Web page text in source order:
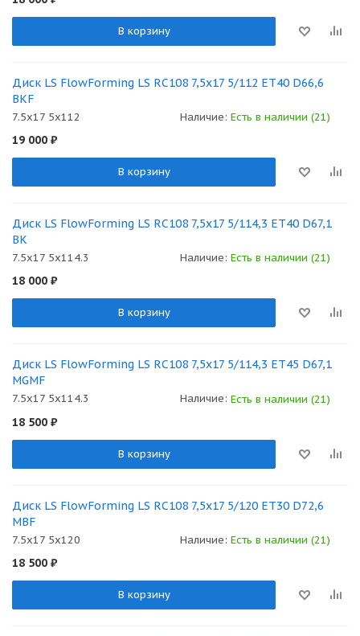
В корзину
Диск LS FlowForming LS RC108 7,5x17 5/112 ET40 D66,6
BKF
7.5x17 5x112 Наличие: Есть в наличии (21)
19 000 ₽
В корзину
Диск LS FlowForming LS RC108 7,5x17 5/114,3 ET40 D67,1
BK
7.5x17 5x114.3 Наличие: Есть в наличии (21)
18 000 ₽
В корзину
Диск LS FlowForming LS RC108 7,5x17 5/114,3 ET45 D67,1
MGMF
7.5x17 5x114.3 Наличие: Есть в наличии (21)
18 500 ₽
В корзину
Диск LS FlowForming LS RC108 7,5x17 5/120 ET30 D72,6
MBF
7.5x17 5x120 Наличие: Есть в наличии (21)
18 500 ₽
В корзину